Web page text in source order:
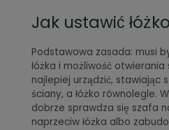
Jak ustawić
Podstawowa zasada: musi
łóżka i możliwość otwierania
najlepiej urządzić, stawiając
ściany, a łóżko równolegle.
dobrze sprawdza się szafa
naprzeciw łóżka albo